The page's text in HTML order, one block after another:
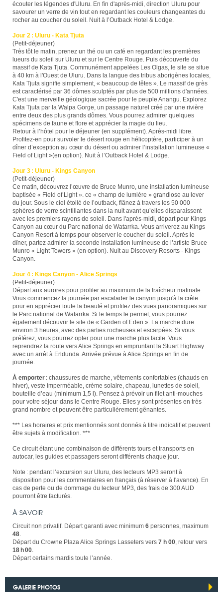
écouter les légendes d'Uluru. En fin d'après-midi, direction Uluru pour
savourer un verre de vin tout en regardant les couleurs changeantes du
rocher au coucher du soleil. Nuit à l’Outback Hotel & Lodge.
Jour 2 : Uluru - Kata Tjuta
(Petit-déjeuner)
Très tôt le matin, prenez un thé ou un café en regardant les premières
lueurs du soleil sur Uluru et sur le Centre Rouge. Puis découverte du
massif de Kata Tjuta. Communément appelées Les Olgas, le site se situe
à 40 km à l'Ouest de Uluru. Dans la langue des tribus aborigènes locales,
Kata Tjuta signifie simplement, « beaucoup de têtes ». Le massif de grès
est caractérisé par 36 dômes sculptés par plus de 500 millions d'années.
C'est une merveille géologique sacrée pour le peuple Anangu. Explorez
Kata Tjuta par la Walpa Gorge, un passage naturel créé par une rivière
entre deux des plus grands dômes. Vous pourrez admirer quelques
spécimens de faune et flore et apprécier la magie du lieu.
Retour à l’hôtel pour le déjeuner (en supplément). Après-midi libre.
Profitez-en pour survoler le désert rouge en hélicoptère, participer à un
dîner d’exception au cœur du désert ou admirer l’installation lumineuse «
Field of Light »(en option). Nuit à l’Outback Hotel & Lodge.
Jour 3 : Uluru - Kings Canyon
(Petit-déjeuner)
Ce matin, découvrez l’œuvre de Bruce Munro, une installation lumineuse
baptisée « Field of Light ». ce « champ de lumière » grandiose au lever
du jour. Sous le ciel étoilé de l’outback, flânez à travers les 50 000
sphères de verre scintillantes dans la nuit avant qu’elles disparaissent
avec les premiers rayons de soleil. Dans l'après-midi, départ pour Kings
Canyon au cœur du Parc national de Watarrka. Vous arriverez au Kings
Canyon Resort à temps pour observer le coucher du soleil. Après le
dîner, partez admirer la seconde installation lumineuse de l’artiste Bruce
Munro « Light Towers » (en option). Nuit au Discovery Resorts - Kings
Canyon.
Jour 4 : Kings Canyon - Alice Springs
(Petit-déjeuner)
Départ aux aurores pour profiter au maximum de la fraîcheur matinale.
Vous commencez la journée par escalader le canyon jusqu'à la crête
pour en apprécier toute la beauté et profitez des vues panoramiques sur
le Parc national de Watarrka. Si le temps le permet, vous pourrez
également découvrir le site de « Garden of Eden ». La marche dure
environ 3 heures, avec des parties rocheuses et escarpées. Si vous
préférez, vous pourrez opter pour une marche plus facile. Vous
reprendrez la route vers Alice Springs en empruntant la Stuart Highway
avec un arrêt à Erldunda. Arrivée prévue à Alice Springs en fin de
journée.
À emporter : chaussures de marche, vêtements confortables (chauds en
hiver), veste imperméable, crème solaire, chapeau, lunettes de soleil,
bouteille d’eau (minimum 1,5 l). Pensez à prévoir un filet anti-mouches
pour votre séjour dans le Centre Rouge. Elles y sont présentes en très
grand nombre et peuvent être particulièrement gênantes.
*** Les horaires et prix mentionnés sont donnés à titre indicatif et peuvent
être sujets à modification. ***
Ce circuit étant une combinaison de différents tours et transports en
autocar, les guides et passagers seront différents chaque jour.
Note : pendant l’excursion sur Uluru, des lecteurs MP3 seront à
disposition pour les commentaires en français (à réserver à l'avance). En
cas de perte ou de dommage du lecteur MP3, des frais de 300 AUD
pourront être facturés.
À SAVOIR
Circuit non privatif. Départ garanti avec minimum 6 personnes, maximum
48.
Départ du Crowne Plaza Alice Springs Lasseters vers 7 h 00, retour vers
18 h 00.
Départ certains mardis toute l’année.
GALERIE PHOTOS